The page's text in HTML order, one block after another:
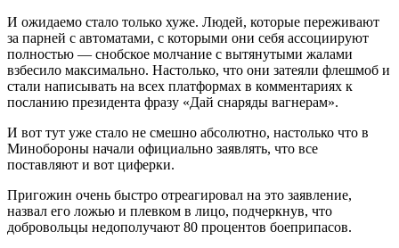
И ожидаемо стало только хуже. Людей, которые переживают
за парней с автоматами, с которыми они себя ассоциируют
полностью — снобское молчание с вытянутыми жалами
взбесило максимально. Настолько, что они затеяли флешмоб и
стали написывать на всех платформах в комментариях к
посланию президента фразу «Дай снаряды вагнерам».
И вот тут уже стало не смешно абсолютно, настолько что в
Минобороны начали официально заявлять, что все
поставляют и вот циферки.
Пригожин очень быстро отреагировал на это заявление,
назвал его ложью и плевком в лицо, подчеркнув, что
добровольцы недополучают 80 процентов боеприпасов.